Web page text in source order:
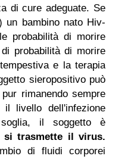
di cure adeguate. Se
un bambino nato Hiv-
probabilità di morire
probabilità di morire
e la terapia
sieropositivo può
rimanendo sempre
il livello dell'infezione
soglia, il soggetto è
si trasmette il virus.
di fluidi corporei